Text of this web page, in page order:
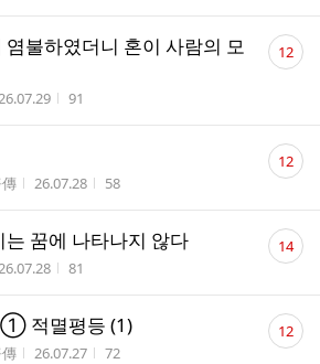
불하였더니 혼이 사람의 모
작성시간 조회수
91
댓
글12
자 작성시간
26.07.28 조회수
58
댓
글12
꿈에 나타나지 않다
작성시간 조회수
81
댓
글14
① 적멸평등 (1)
자 작성시간
26.07.27 조회수
72
댓
글12